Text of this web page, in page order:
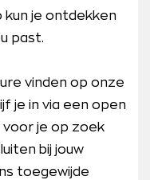
kun je ontdekken
past.
vinden op onze
je in via een open
je op zoek
bij jouw
toegewijde